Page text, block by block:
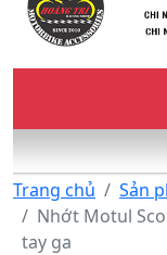
Trang chủ
Sản
Nhớt Motul
tay ga